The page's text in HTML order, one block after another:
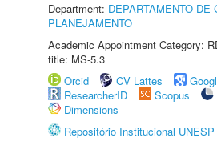
Department: DEPARTAMENTO DE
PLANEJAMENTO
Academic Appointment Category:
title: MS-5.3
Orcid
CV Lattes
ResearcherID
Scopus
Dimensions
Repositório Institucional UNESP